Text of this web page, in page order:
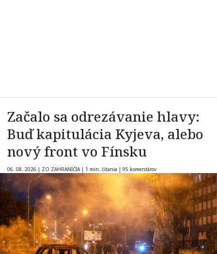
Začalo sa odrezávanie hlavy:
Buď kapitulácia Kyjeva, alebo
nový front vo Fínsku
06. 08. 2026 | ZO ZAHRANIČIA | 1 min. čítania | 95 komentárov